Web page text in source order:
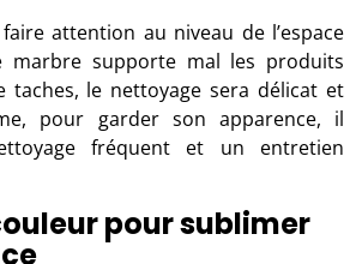
attention au niveau de l’espace
marbre supporte mal les produits
taches, le nettoyage sera délicat et
pour garder son apparence, il
fréquent et un entretien
pour sublimer